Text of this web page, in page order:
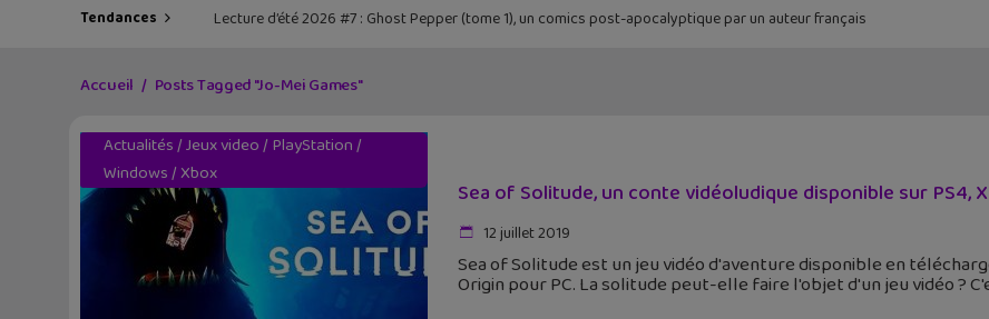
Tendances Lecture d’été 2026 #7 : Ghost Pepper (tome 1), un comics post-apocalyptique par un auteur français
Les sorties geek de l’été à Paris : One Piece au musée Grévin, Zoo Art Show, Passion Japon…
Accueil Posts Tagged "Jo-Mei Games"
Actualités/Jeux video/ PlayStation/
Windows/Xbox
Sea of Solitude, un conte vidéoludique disponible sur PS4,
12 juillet 2019
Sea of Solitude est un jeu vidéo d'aventure disponible en
Origin pour PC. La solitude peut-elle faire l'objet d'un jeu vidéo ?